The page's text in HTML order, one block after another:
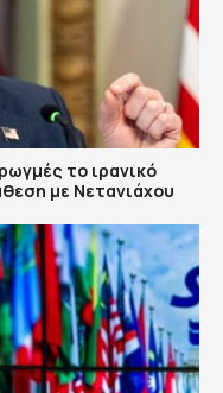
το ιρανικό
με Νετανιάχου